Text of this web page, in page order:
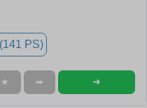
PS)
★ ➦ ➜